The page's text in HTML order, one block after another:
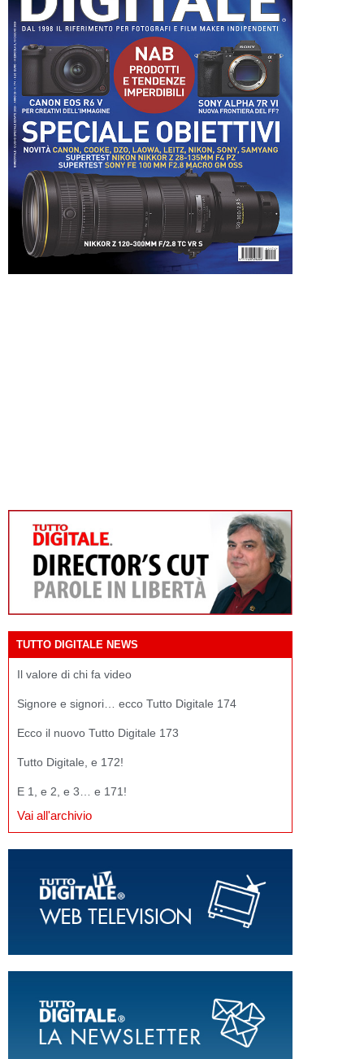
TUTTO DIGITALE NEWS
Il valore di chi fa video
Signore e signori… ecco Tutto Digitale 174
Ecco il nuovo Tutto Digitale 173
Tutto Digitale, e 172!
E 1, e 2, e 3… e 171!
Vai all'archivio